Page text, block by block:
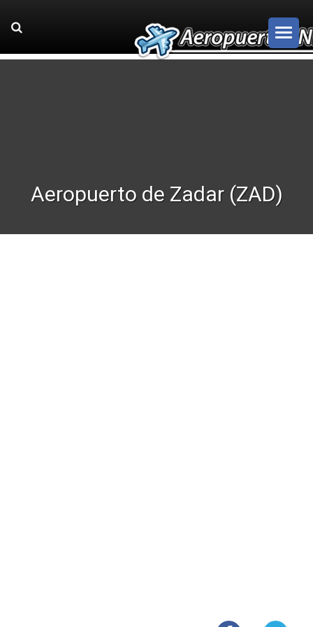
Aeropuerto de Zadar (ZAD)